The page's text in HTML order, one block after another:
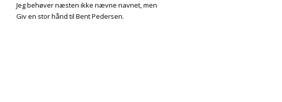
Jeg behøver næsten ikke nævne navnet, men
Giv en stor hånd til Bent Pedersen.